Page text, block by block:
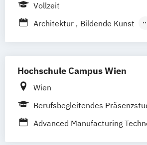
Vollzeit
Architektur
Bildende Kunst
Künstlerisches Lehramt
Master in Critical Studies
Hochschule Campus Wien
Wien
Berufsbegleitendes
Vollzeit
Advanced Manufacturing